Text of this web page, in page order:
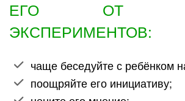
ЕГО ОТ
ЭКСПЕРИМЕНТОВ:
чаще беседуйте с ребёнком
поощряйте его инициативу;